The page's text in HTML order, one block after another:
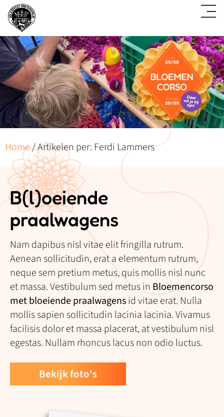
Home/Artikelen per: Ferdi Lammers
B(l)oeiende
praalwagens
Nam dapibus nisl vitae elit fringilla rutrum.
Aenean sollicitudin, erat a elementum rutrum,
neque sem pretium metus, quis mollis nisl nunc
et massa. Vestibulum sed metus in Bloemencorso
met bloeiende praalwagensid vitae erat. Nulla
mollis sapien sollicitudin lacinia lacinia. Vivamus
facilisis dolor et massa placerat, at vestibulum nisl
egestas. Nullam rhoncus lacus non odio luctus.
Bekijk foto's